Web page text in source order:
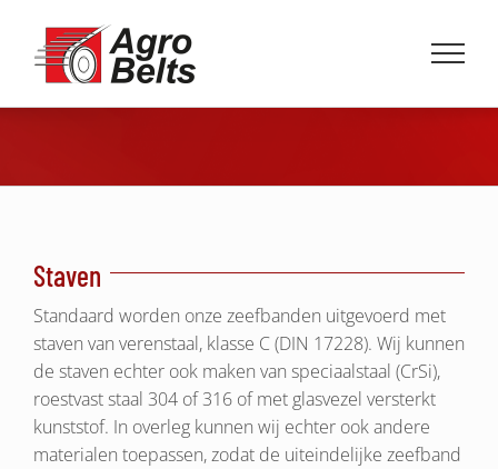
inhoud
Staven
Standaard worden onze zeefbanden uitgevoerd met
staven van verenstaal, klasse C (DIN 17228). Wij kunnen
de staven echter ook maken van speciaalstaal (CrSi),
roestvast staal 304 of 316 of met glasvezel versterkt
kunststof. In overleg kunnen wij echter ook andere
materialen toepassen, zodat de uiteindelijke zeefband